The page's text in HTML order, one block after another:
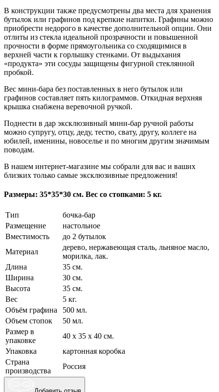
В конструкции также предусмотрены два места для хранения
бутылок или графинов под крепкие напитки. Графины можно
приобрести недорого в качестве дополнительной опции. Они
отлиты из стекла идеальной прозрачности и повышенной
прочности в форме прямоугольника со сходящимися в
верхней части к горлышку стенками. От выдыхания
«продукта» эти сосуды защищены фигурной стеклянной
пробкой.
Вес мини-бара без поставленных в него бутылок или
графинов составляет пять килограммов. Откидная верхняя
крышка снабжена веревочной ручкой.
Поднести в дар эксклюзивный мини-бар ручной работы
можно супругу, отцу, деду, тестю, свату, другу, коллеге на
юбилей, именины, новоселье и по многим другим значимым
поводам.
В нашем интернет-магазине мы собрали для вас и ваших
близких только самые эксклюзивные предложения!
Размеры: 35*35*30 см. Вес со стопками: 5 кг.
Тип
бочка-бар
Размещение
настольное
Вместимость
до 2 бутылок
Материал
дерево, нержавеющая сталь, льняное масло,
морилка, лак.
Длина
35 см.
Ширина
30 см.
Высота
35 см.
Вес
5 кг.
Объём графина
500 мл.
Объем стопок
50 мл.
Размер в
упаковке
40 х 35 х 40 см.
Упаковка
картонная коробка
Страна
производства
Россия